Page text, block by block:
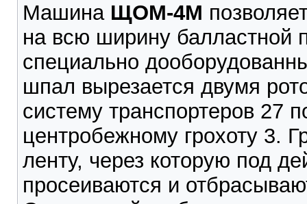
МашинаЩОМ-4М
на всю ширину балластной
специально
шпал вырезается двумя
систему транспортеров 27
центробежному грохоту 3.
ленту, через которую под
просеиваются и